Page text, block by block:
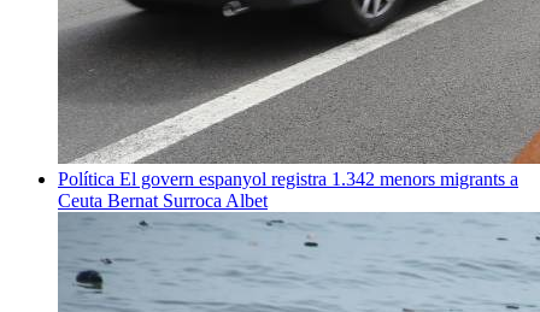
Política El govern espanyol registra 1.342 menors migrants a
Ceuta Bernat Surroca Albet